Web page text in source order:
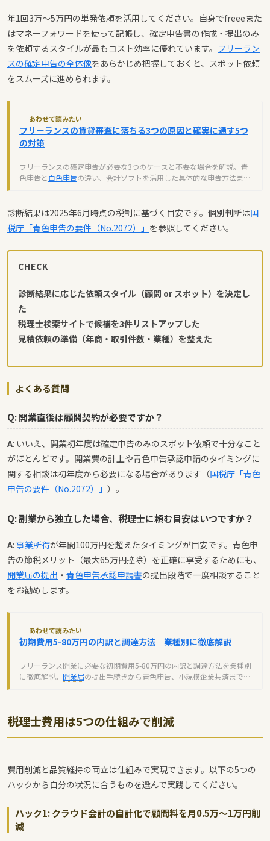
年1回3万〜5万円の単発依頼を活用してください。自身でfreeeまた
はマネーフォワードを使って記帳し、確定申告書の作成・提出のみ
を依頼するスタイルが最もコスト効率に優れています。 フリーラン
スの確定申告の全体像をあらかじめ把握しておくと、スポット依頼
をスムーズに進められます。
あわせて読みたい
フリーランスの賃貸審査に落ちる3つの原因と確実に通す5つ
の対策
フリーランスの確定申告が必要な3つのケースと不要な場合を解説。青
色申告と 白色申告の違い、会計ソフトを活用した具体的な申告方法まで
診断結果は2025年6月時点の税制に基づく目安です。個別判断は国
税庁「青色申告の要件（No.2072）」 を参照してください。
CHECK
診断結果に応じた依頼スタイル（顧問 or スポット）を決定し
た
税理士検索サイトで候補を3件リストアップした
見積依頼の準備（年商・取引件数・業種）を整えた
よくある質問
Q: 開業直後は顧問契約が必要ですか？
A: いいえ、開業初年度は確定申告のみのスポット依頼で十分なこと
がほとんどです。開業費の計上や青色申告承認申請のタイミングに
関する相談は初年度から必要になる場合があります（国税庁「青色
申告の要件（No.2072）」 ）。
Q: 副業から独立した場合、税理士に頼む目安はいつですか？
A: 事業所得が年間100万円を超えたタイミングが目安です。青色申
告の節税メリット（最大65万円控除）を正確に享受するためにも、
開業届の提出 ・ 青色申告承認申請書の提出段階で一度相談すること
をお勧めします。
あわせて読みたい
初期費用5-80万円の内訳と調達方法｜業種別に徹底解説
フリーランス開業に必要な初期費用5-80万円の内訳と調達方法を業種別
に徹底解説。 開業届の提出手続きから青色申告、小規模企業共済まで、
税理士費用は5つの仕組みで削減
費用削減と品質維持の両立は仕組みで実現できます。以下の5つの
ハックから自分の状況に合うものを選んで実践してください。
ハック1: クラウド会計の自計化で顧問料を月0.5万〜1万円削
減